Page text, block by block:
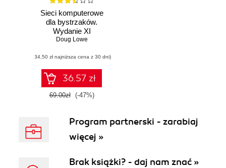
Sieci komputerowe
dla bystrzaków.
Wydanie XI
Doug Lowe
(34,50 zł najniższa cena z 30 dni)
36.57 zł
69.00zł (-47%)
Program partnerski - zarabiaj
więcej »
Brak książki? - daj nam znać »